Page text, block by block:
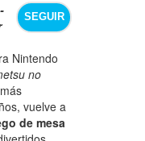
SEGUIR
Nintendo
no
vuelve a
de mesa